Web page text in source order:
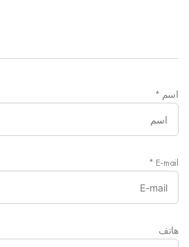
اسم *
E-mail
*
هاتف